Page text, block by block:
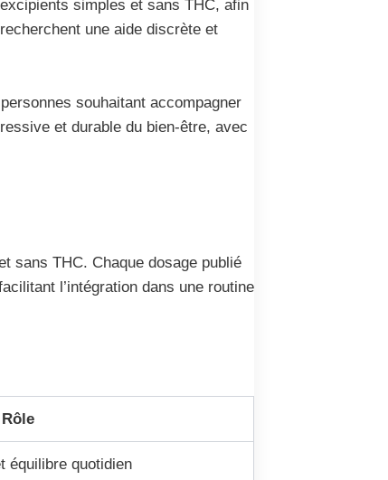
simples et sans THC, afin
une aide discrète et
souhaitant accompagner
et durable du bien-être, avec
sans THC. Chaque dosage publié
l’intégration dans une routine
Rôle
équilibre quotidien